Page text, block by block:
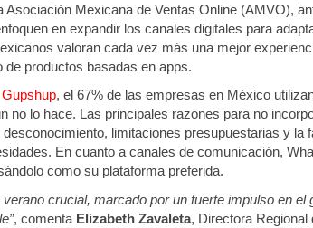
Asociación Mexicana de Ventas Online (AMVO),
en expandir los canales digitales para
valoran cada vez más una mejor
productos basadas en apps.
Gupshup, el 67% de las empresas en México
no lo hace. Las principales razones para no
limitaciones presupuestarias y la
En cuanto a canales de comunicación,
como su plataforma preferida.
crucial, marcado por un fuerte impulso en el
, comenta Elizabeth Zavaleta, Directora Regional
Miguel Ángel Bres encabezará
CONCA